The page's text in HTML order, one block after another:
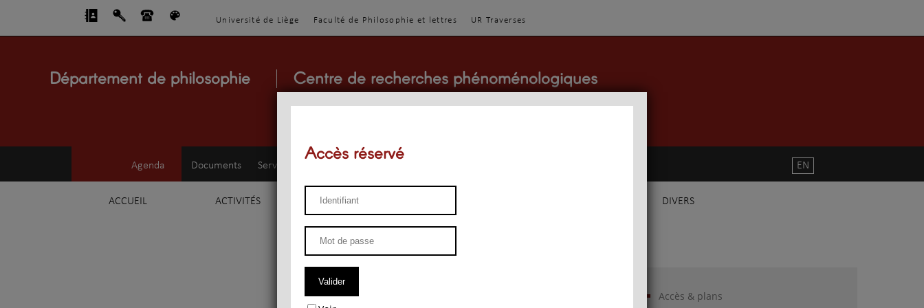
Université de Liège Faculté de Philosophie et lettres UR Traverses
Département de philosophie Centre de recherches phénoménologiques
Agenda Documents Service d'esthétique
ACCUEIL ACTIVITÉS ENSEIGNEMENT DIVERS
EN
Accès & plans
Accès réservé